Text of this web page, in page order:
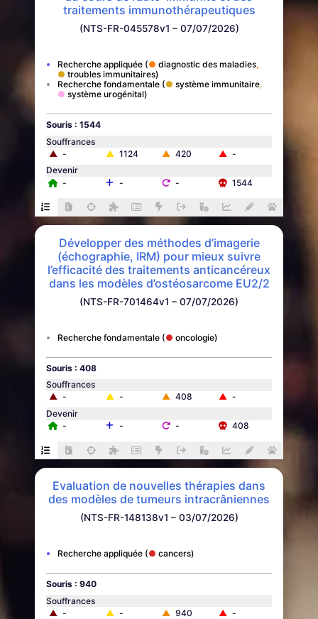
traitements immunothérapeutiques
(NTS-FR-045578v1 – 07/07/2026)
Recherche appliquée
diagnostic des maladies
troubles immunitaires
Recherche fondamentale
système immunitaire
système urogénital
Souris : 1544
Souffrances
▲ - ▲ 1124 ▲ 420 ▲ -
Devenir
-
- - 1544
Développer des méthodes d’imagerie
(échographie, IRM) pour mieux suivre
l’efficacité des traitements anticancéreux
dans les modèles d’ostéosarcome EU2/2
(NTS-FR-701464v1 – 07/07/2026)
Recherche fondamentale oncologie
Souris : 408
Souffrances
▲ - ▲ - ▲ 408 ▲ -
Devenir
-
- - 408
Evaluation de nouvelles thérapies dans
des modèles de tumeurs intracrâniennes
(NTS-FR-148138v1 – 03/07/2026)
Recherche appliquée cancers
Souris : 940
Souffrances
▲ - ▲ - ▲ 940 ▲ -